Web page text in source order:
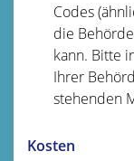
Codes
die
kann. Bitte
Ihrer
stehenden
Kosten